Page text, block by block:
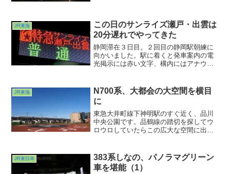
した。MFの時代のようにインフで固定で
きるレンズが欲しいなあ。そんなことも
考えてしまったのぞみ５時間の行程でし
た。
JR東海
この日のサンライズ瀬戸・出雲は
20分遅れでやってきた
静岡滞在３日目。２回目の静岡駅朝練に
向かいました。駅に着くと発車案内の電
光掲示には赤い文字、構内にはアナウン
ら、目線を左に移すと・・・やはりサン
ライズに対する案内でした。
JR東海
N700系、大都会の大空間を横目
に
東急大井町線下神明駅のすぐ近く、品川
中央公園です。品鶴線の踏切を探してウ
ロウロしていたらこの広大な空間に出会
ぁヘリポートも兼ねてるんですね。周辺
の芝生の上ではくつろい...
JR東日本
383系しなの、パノラマグリーン
車を堪能（1）